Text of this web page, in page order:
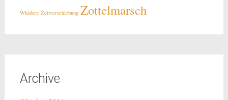
Whiskey Zeitverschiebung Zottelmarsch
Archive